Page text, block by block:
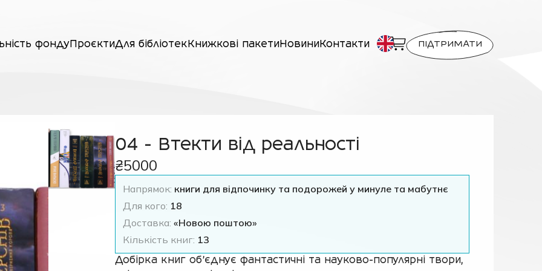
фондуПроєктиДля бібліотекКнижкові пакетиНовиниКонтакти ПІДТРИМАТИ
04 - Втекти від реальності
₴5000
Напрямок: книги для відпочинку та подорожей у минуле та мабутнє
Для кого: 18
Доставка: «Новою поштою»
Кількість книг: 13
Добірка книг об'єднує фантастичні та науково-популярні твори,